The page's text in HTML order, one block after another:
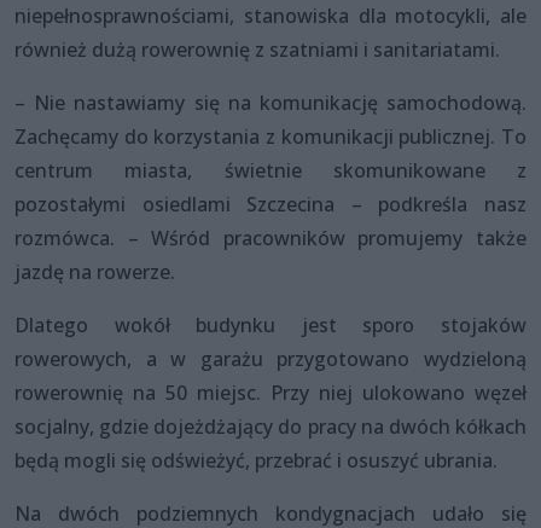
niepełnosprawnościami, stanowiska dla motocykli, ale
również dużą rowerownię z szatniami i sanitariatami.
– Nie nastawiamy się na komunikację samochodową.
Zachęcamy do korzystania z komunikacji publicznej. To
centrum miasta, świetnie skomunikowane z
pozostałymi osiedlami Szczecina – podkreśla nasz
rozmówca. – Wśród pracowników promujemy także
jazdę na rowerze.
Dlatego wokół budynku jest sporo stojaków
rowerowych, a w garażu przygotowano wydzieloną
rowerownię na 50 miejsc. Przy niej ulokowano węzeł
socjalny, gdzie dojeżdżający do pracy na dwóch kółkach
będą mogli się odświeżyć, przebrać i osuszyć ubrania.
Na dwóch podziemnych kondygnacjach udało się